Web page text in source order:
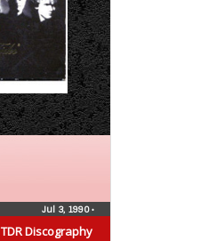
TDR Discography
Jul 3, 1990•